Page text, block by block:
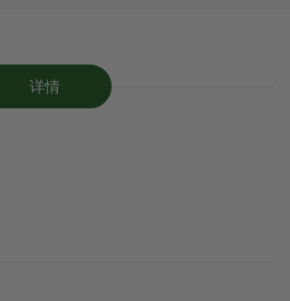
详情